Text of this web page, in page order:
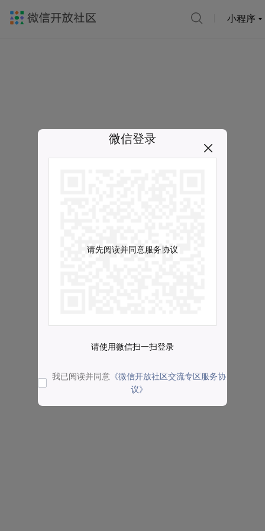
小程序
微信登录
请先阅读并同意服务协议
请使用微信扫一扫登录
我已阅读并同意 《微信开放社区交流专区服务协
议》